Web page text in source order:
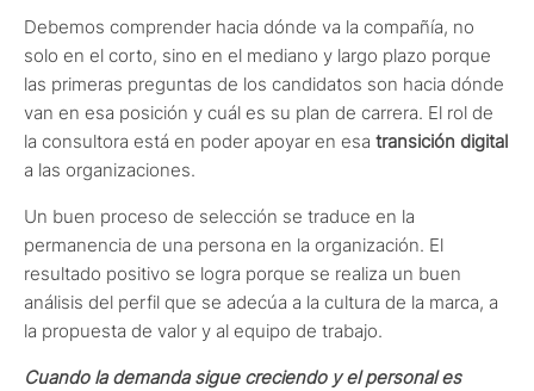
Debemos comprender hacia dónde va la compañía, no
solo en el corto, sino en el mediano y largo plazo porque
las primeras preguntas de los candidatos son hacia dónde
van en esa posición y cuál es su plan de carrera. El rol de
la consultora está en poder apoyar en esa transición digital
a las organizaciones.
Un buen proceso de selección se traduce en la
permanencia de una persona en la organización. El
resultado positivo se logra porque se realiza un buen
análisis del perfil que se adecúa a la cultura de la marca, a
la propuesta de valor y al equipo de trabajo.
Cuando la demanda sigue creciendo y el personal es